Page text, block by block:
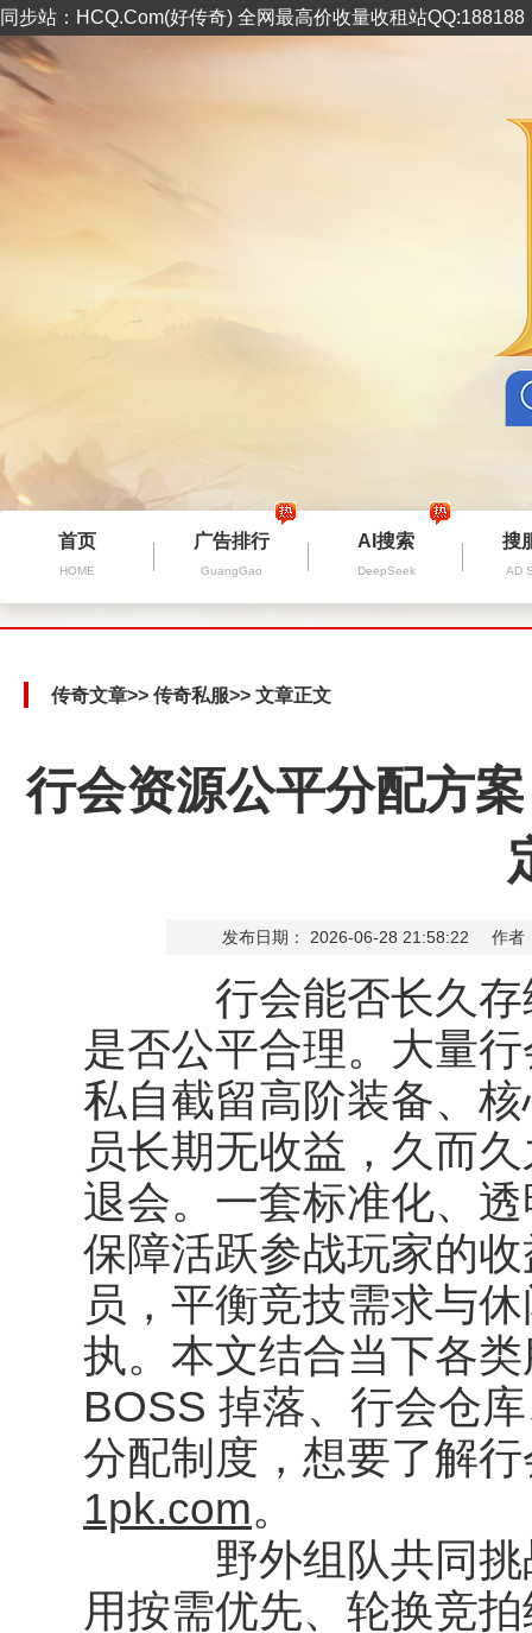
同步站：HCQ.Com(好传奇) 全网最高价收量收租站
首页
HOME
广告排行
GuangGao
AI搜索
DeepSeek
搜
AD
传奇文章>> 传奇私服>> 文章正文
行会资源公平分配方
发布日期： 2026-06-28 21:58:22 作者
行会能否长久存续
是否公平合理。大量
私自截留高阶装备、
员长期无收益，久而
退会。一套标准化、
保障活跃参战玩家的
员，平衡竞技需求与
执。本文结合当下各
BOSS 掉落、行会仓
分配制度，想要了解
1pk.com。
野外组队共同挑战
用按需优先、轮换竞